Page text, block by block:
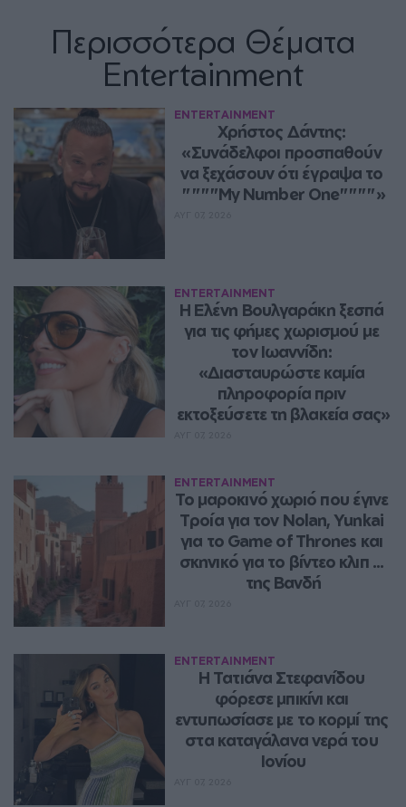
Περισσότερα Θέματα
Entertainment
ENTERTAINMENT
Χρήστος Δάντης:
«Συνάδελφοι προσπαθούν
να ξεχάσουν ότι έγραψα το
""""My Number One""""»
ENTERTAINMENT
Η Ελένη Βουλγαράκη ξεσπά
για τις φήμες χωρισμού με
τον Ιωαννίδη:
«Διασταυρώστε καμία
πληροφορία πριν
εκτοξεύσετε τη βλακεία σας»
ENTERTAINMENT
Το μαροκινό χωριό που έγινε
Τροία για τον Nolan, Yunkai
για το Game of Thrones και
σκηνικό για το βίντεο κλιπ ...
της Βανδή
ENTERTAINMENT
Η Τατιάνα Στεφανίδου
φόρεσε μπικίνι και
εντυπωσίασε με το κορμί της
στα καταγάλανα νερά του
Ιονίου